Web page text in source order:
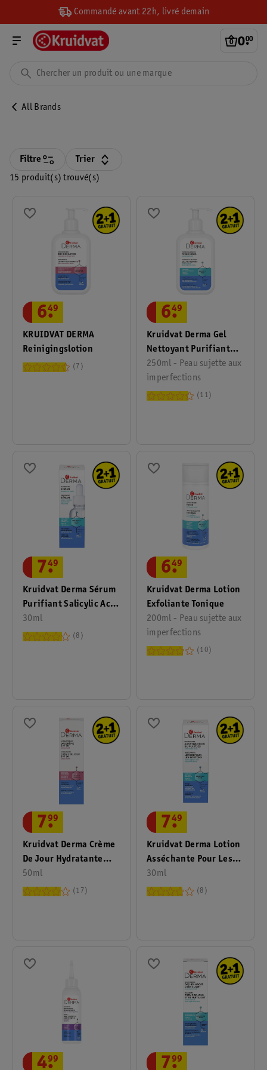
Commandé avant 22h, livré demain
0.
00
All Brands
15 produit(s) trouvé(s)
Filtre Trier
KRUIDVAT DERMA
Reinigingslotion
6.
49
7
Kruidvat Derma Gel
Nettoyant Purifiant
Pores
250ml - Peau sujette aux
imperfections
6.
49
11
Kruidvat Derma Sérum
Purifiant Salicylic Acid
2 %
30ml
7.
49
8
Kruidvat Derma Lotion
Exfoliante Tonique
200ml - Peau sujette aux
imperfections
6.
49
10
Kruidvat Derma Crème
De Jour Hydratante
FPS30
50ml
7.
99
17
Kruidvat Derma Lotion
Asséchante Pour Les
Boutons
30ml
7.
49
8
4.
99 7.
99